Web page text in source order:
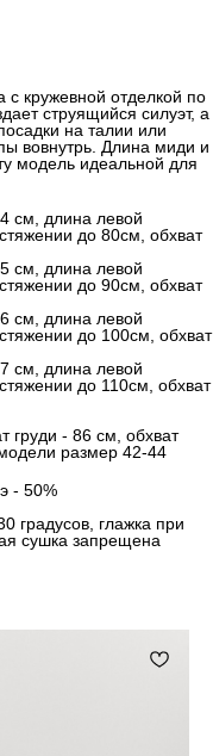
с кружевной отделкой по
струящийся силуэт, а
на талии или
вовнутрь. Длина миди и
модель идеальной для
см, длина левой
до 80см, обхват
см, длина левой
до 90см, обхват
см, длина левой
до 100см, обхват
см, длина левой
до 110см, обхват
груди - 86 см, обхват
размер 42-44
- 50%
градусов, глажка при
сушка запрещена